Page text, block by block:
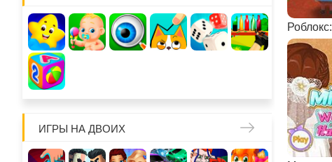
ИГРЫ НА ДВОИХ